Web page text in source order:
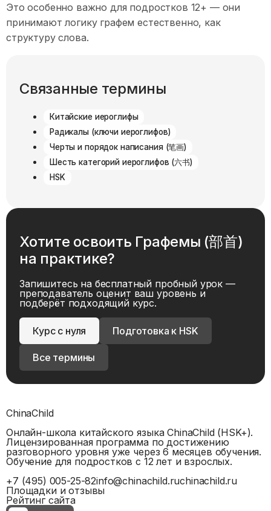
Это особенно важно для подростков 12+ — они
принимают логику графем естественно, как
структуру слова.
Связанные термины
Китайские иероглифы
Радикалы (ключи иероглифов)
Черты и порядок написания (笔画)
Шесть категорий иероглифов (六书)
HSK
Хотите освоить Графемы (部首)
на практике?
Запишитесь на бесплатный пробный урок —
преподаватель оценит ваш уровень и
подберёт подходящий курс.
Курс с нуля Подготовка к HSK
Все термины
ChinaChild
Онлайн-школа китайского языка ChinaChild (HSK+).
Лицензированная программа по достижению
разговорного уровня уже через 6 месяцев обучения.
Обучение для подростков с 12 лет и взрослых.
+7 (495) 005-25-82info@chinachild.ruchinachild.ru
Площадки и отзывы
Рейтинг сайта